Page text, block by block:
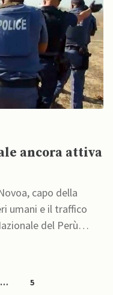
ancora attiva
capo della
umani e il traffico
del Perù
… 5